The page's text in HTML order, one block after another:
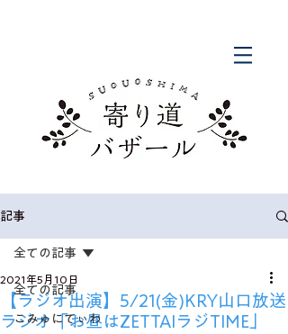
記事
全ての記事
こみゅにてぃわ
全ての記事
【ラジオ出演】5/21(金)KRY山口放送
ラジオ「お昼はZETTAIラジTIME」
2021年5月10日